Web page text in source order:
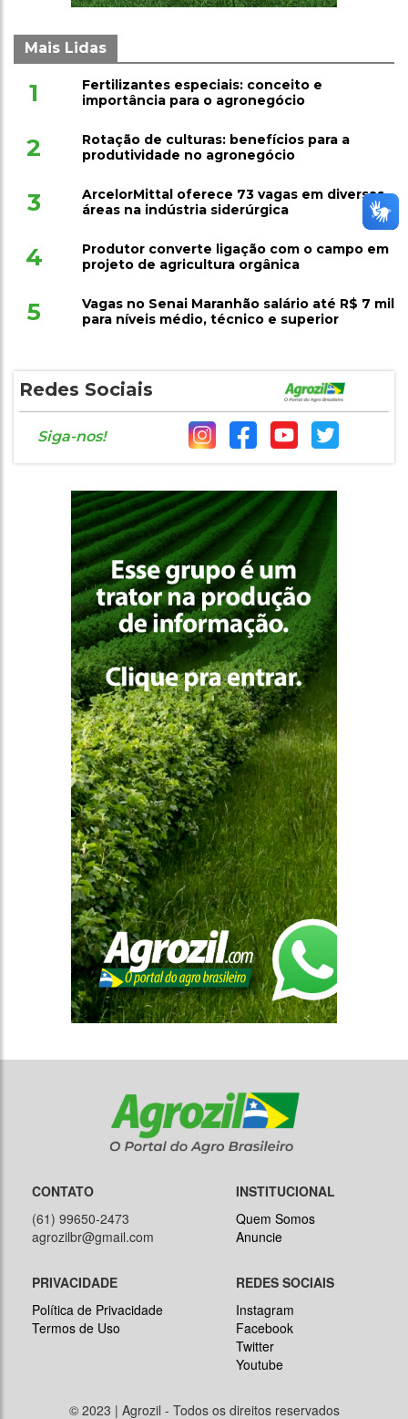
Mais Lidas
1
Fertilizantes especiais: conceito e
importância para o agronegócio
2
Rotação de culturas: benefícios para a
produtividade no agronegócio
3
ArcelorMittal oferece 73 vagas em diversas
áreas na indústria siderúrgica
4
Produtor converte ligação com o campo em
projeto de agricultura orgânica
5
Vagas no Senai Maranhão salário até R$ 7 mil
para níveis médio, técnico e superior
Redes Sociais
Siga-nos!
CONTATO
(61) 99650-2473
agrozilbr@gmail.com
INSTITUCIONAL
Quem Somos
Anuncie
PRIVACIDADE
Política de Privacidade
Termos de Uso
REDES SOCIAIS
Instagram
Facebook
Twitter
Youtube
© 2023 | Agrozil - Todos os direitos reservados